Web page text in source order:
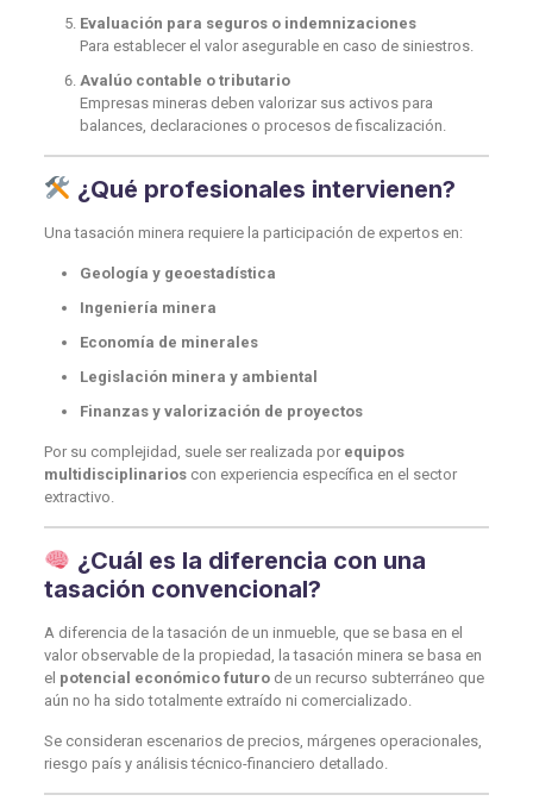
Evaluación para seguros o indemnizaciones
Para establecer el valor asegurable en caso de siniestros.
Avalúo contable o tributario
Empresas mineras deben valorizar sus activos para
balances, declaraciones o procesos de fiscalización.
¿Qué profesionales intervienen?
Una tasación minera requiere la participación de expertos en:
Geología y geoestadística
Ingeniería minera
Economía de minerales
Legislación minera y ambiental
Finanzas y valorización de proyectos
Por su complejidad, suele ser realizada por equipos
multidisciplinarioscon experiencia específica en el sector
extractivo.
¿Cuál es la diferencia con una
tasación convencional?
A diferencia de la tasación de un inmueble, que se basa en el
valor observable de la propiedad, la tasación minera se basa en
el potencial económico futurode un recurso subterráneo que
aún no ha sido totalmente extraído ni comercializado.
Se consideran escenarios de precios, márgenes operacionales,
riesgo país y análisis técnico-financiero detallado.